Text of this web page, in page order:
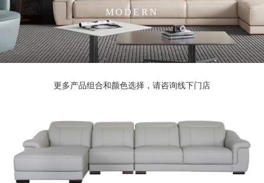
MODERN
更多产品组合和颜色选择，请咨询线下门店